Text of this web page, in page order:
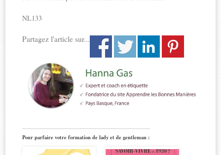
NL133
Partagez l'article sur...
Pour parfaire votre formation de lady et de gentleman :